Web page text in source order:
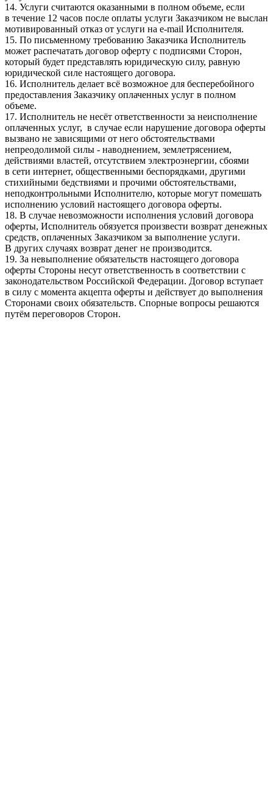
14. Услуги считаются оказанными в полном объеме, если
в течение 12 часов после оплаты услуги Заказчиком не выслан
мотивированный отказ от услуги на e-mail Исполнителя.
15. По письменному требованию Заказчика Исполнитель
может распечатать договор оферту с подписями Сторон,
который будет представлять юридическую силу, равную
юридической силе настоящего договора.
16. Исполнитель делает всё возможное для бесперебойного
предоставления Заказчику оплаченных услуг в полном
объеме.
17. Исполнитель не несёт ответственности за неисполнение
оплаченных услуг, в случае если нарушение договора оферты
вызвано не зависящими от него обстоятельствами
непреодолимой силы - наводнением, землетрясением,
действиями властей, отсутствием электроэнергии, сбоями
в сети интернет, общественными беспорядками, другими
стихийными бедствиями и прочими обстоятельствами,
неподконтрольными Исполнителю, которые могут помешать
исполнению условий настоящего договора оферты.
18. В случае невозможности исполнения условий договора
оферты, Исполнитель обязуется произвести возврат денежных
средств, оплаченных Заказчиком за выполнение услуги.
В других случаях возврат денег не производится.
19. За невыполнение обязательств настоящего договора
оферты Стороны несут ответственность в соответствии с
законодательством Российской Федерации. Договор вступает
в силу с момента акцепта оферты и действует до выполнения
Сторонами своих обязательств. Спорные вопросы решаются
путём переговоров Сторон.